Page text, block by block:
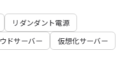
リダンダント電源
ドサーバー
仮想化サーバー